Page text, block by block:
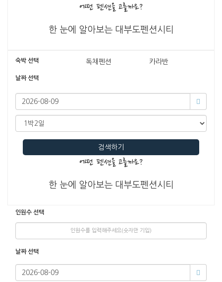
어떤 펜션을 고를까요?
한 눈에 알아보는 대부도펜션시티
숙박 선택 독채펜션 카라반
날짜 선택
검색하기
어떤 펜션을 고를까요?
한 눈에 알아보는 대부도펜션시티
인원수 선택
날짜 선택